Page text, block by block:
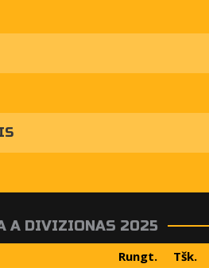
A DIVIZIONAS 2025
Rungt. Tšk.